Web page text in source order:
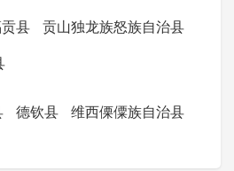
县 贡山独龙族怒族自治县
德钦县 维西傈僳族自治县